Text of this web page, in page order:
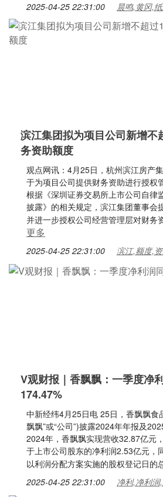
2025-04-25 22:31:00 晨鸣,黄冈,
滨江集团拟为项目公司新增不
务资助额度
观点网讯：4月25日，杭州滨江房产
于为项目公司提供财务资助进行授权
根据《深圳证券交易所上市公司自律
披露》的相关规定，滨江集团董事会
并进一步授权公司经营管理层对财务
更多
2025-04-25 22:31:00 滨江,额度,
V观财报｜香飘飘：一季度净
174.47%
中新经纬4月25日电 25日，香飘飘食
飘飘”或“公司”)披露2024年年报及
2024年，香飘飘实现营收32.87亿元
于上市公司股东的净利润2.53亿元，
以利润分配方案实施的股权登记日的
2025-04-25 22:31:00 净利,净利